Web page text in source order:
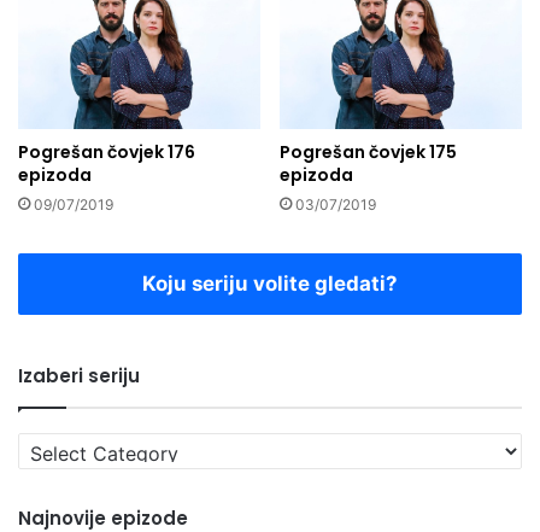
Pogrešan čovjek 176
epizoda
09/07/2019
Pogrešan čovjek 175
epizoda
03/07/2019
Koju seriju volite gledati?
Izaberi seriju
Izaberi
seriju
Najnovije epizode